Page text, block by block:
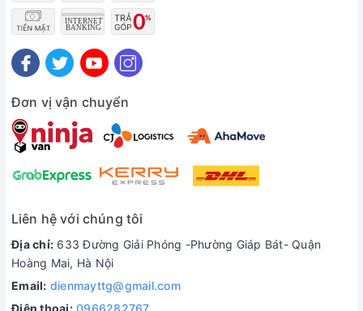
Đơn vị vận chuyển
Liên hệ với chúng tôi
Địa chỉ: 633 Đường Giải Phóng -Phường Giáp Bát- Quận
Hoàng Mai, Hà Nội
Email: dienmayttg@gmail.com